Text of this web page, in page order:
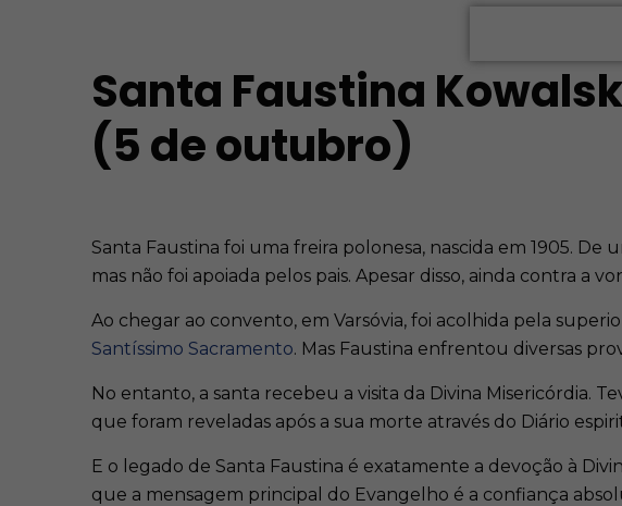
Santa Faustina
(5 de outubro)
Santa Faustina foi uma freira polonesa, nascida em 1905.
mas não foi apoiada pelos pais. Apesar disso, ainda contra a
Ao chegar ao convento, em Varsóvia, foi acolhida pela
Santíssimo Sacramento. Mas Faustina enfrentou diversas
No entanto, a santa recebeu a visita da Divina Misericórdia.
que foram reveladas após a sua morte através do Diário
E o legado de Santa Faustina é exatamente a devoção à
que a mensagem principal do Evangelho é a confiança